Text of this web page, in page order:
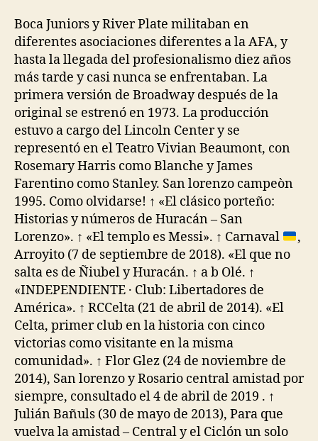
Boca Juniors y River Plate militaban en
diferentes asociaciones diferentes a la AFA, y
hasta la llegada del profesionalismo diez años
más tarde y casi nunca se enfrentaban. La
primera versión de Broadway después de la
original se estrenó en 1973. La producción
estuvo a cargo del Lincoln Center y se
representó en el Teatro Vivian Beaumont, con
Rosemary Harris como Blanche y James
Farentino como Stanley. San lorenzo campeòn
1995. Como olvidarse! ↑ «El clásico porteño:
Historias y números de Huracán – San
Lorenzo». ↑ «El templo es Messi». ↑ Carnaval
,
Arroyito (7 de septiembre de 2018). «El que no
salta es de Ñiubel y Huracán. ↑ a b Olé. ↑
«INDEPENDIENTE · Club: Libertadores de
América». ↑ RCCelta (21 de abril de 2014). «El
Celta, primer club en la historia con cinco
victorias como visitante en la misma
comunidad». ↑ Flor Glez (24 de noviembre de
2014), San lorenzo y Rosario central amistad por
siempre, consultado el 4 de abril de 2019 . ↑
Julián Bañuls (30 de mayo de 2013), Para que
vuelva la amistad – Central y el Ciclón un solo